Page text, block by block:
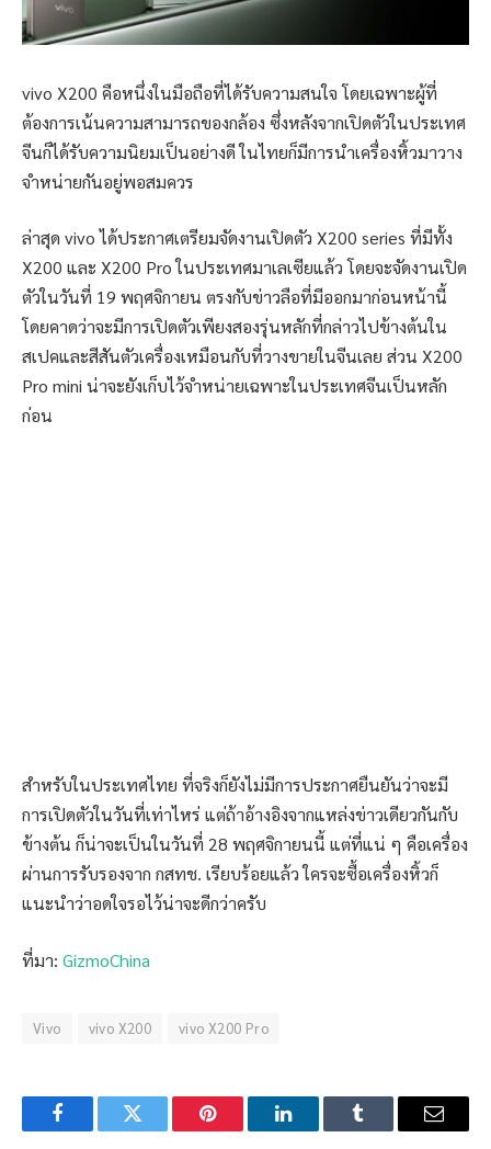
vivo X200 คือหนึ่งในมือถือที่ได้รับความสนใจ โดยเฉพาะผู้ที่
ต้องการเน้นความสามารถของกล้อง ซึ่งหลังจากเปิดตัวในประเทศ
จีนก็ได้รับความนิยมเป็นอย่างดี ในไทยก็มีการนำเครื่องหิ้วมาวาง
จำหน่ายกันอยู่พอสมควร
ล่าสุด vivo ได้ประกาศเตรียมจัดงานเปิดตัว X200 series ที่มีทั้ง
X200 และ X200 Pro ในประเทศมาเลเซียแล้ว โดยจะจัดงานเปิด
ตัวในวันที่ 19 พฤศจิกายน ตรงกับข่าวลือที่มีออกมาก่อนหน้านี้
โดยคาดว่าจะมีการเปิดตัวเพียงสองรุ่นหลักที่กล่าวไปข้างต้นใน
สเปคและสีสันตัวเครื่องเหมือนกับที่วางขายในจีนเลย ส่วน X200
Pro mini น่าจะยังเก็บไว้จำหน่ายเฉพาะในประเทศจีนเป็นหลัก
ก่อน
สำหรับในประเทศไทย ที่จริงก็ยังไม่มีการประกาศยืนยันว่าจะมี
การเปิดตัวในวันที่เท่าไหร่ แต่ถ้าอ้างอิงจากแหล่งข่าวเดียวกันกับ
ข้างต้น ก็น่าจะเป็นในวันที่ 28 พฤศจิกายนนี้ แต่ที่แน่ ๆ คือเครื่อง
ผ่านการรับรองจาก กสทช. เรียบร้อยแล้ว ใครจะซื้อเครื่องหิ้วก็
แนะนำว่าอดใจรอไว้น่าจะดีกว่าครับ
ที่มา: GizmoChina
Vivo vivo X200 vivo X200 Pro
FacebookTwitter Pinterest LinkedInTumblr Email